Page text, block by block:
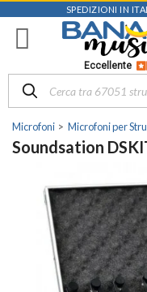
SPEDIZIONI IN
Eccellente
Microfoni Microfoni per
Soundsation